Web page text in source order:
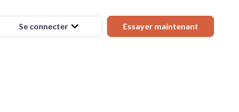
Se connecter Essayer maintenant